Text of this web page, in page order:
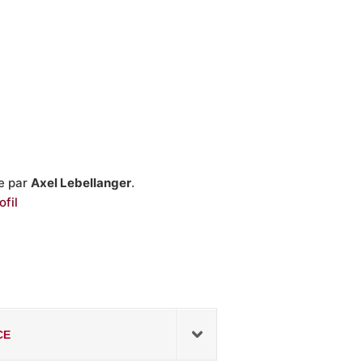
par Axel Lebellanger.